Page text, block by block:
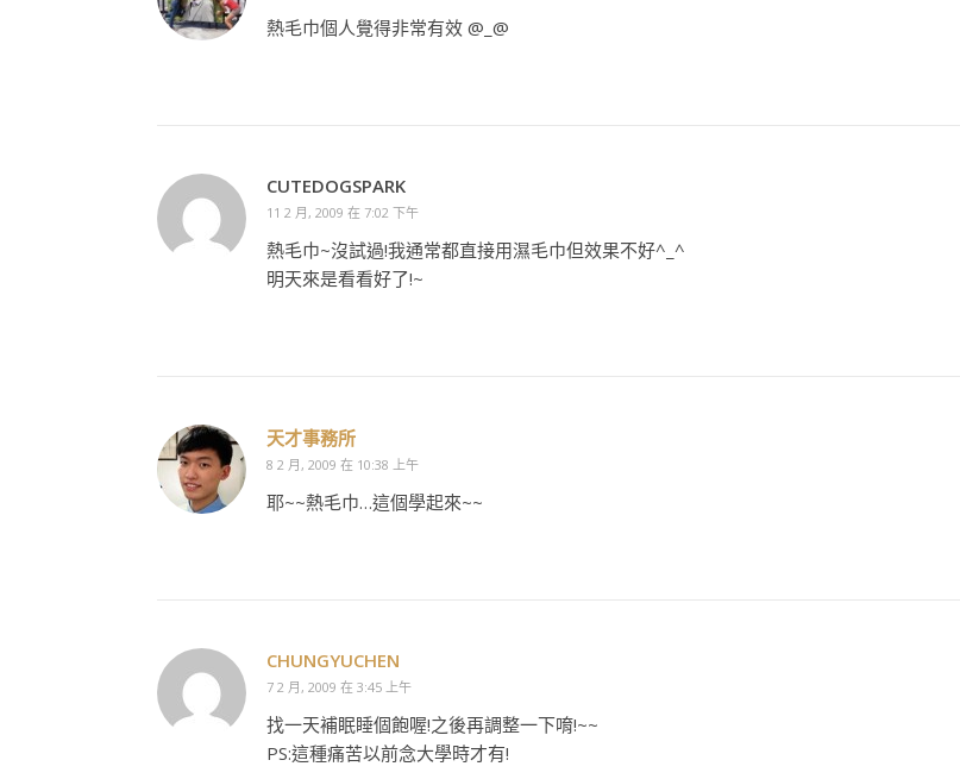
熱毛巾個人覺得非常有效 @_@
CUTEDOGSPARK
11 2 月, 2009 在 7:02 下午
熱毛巾~沒試過!我通常都直接用濕毛巾但效果不好^_^
明天來是看看好了!~
天才事務所
8 2 月, 2009 在 10:38 上午
耶~~熱毛巾…這個學起來~~
CHUNGYUCHEN
7 2 月, 2009 在 3:45 上午
找一天補眠睡個飽喔!之後再調整一下唷!~~
PS:這種痛苦以前念大學時才有!